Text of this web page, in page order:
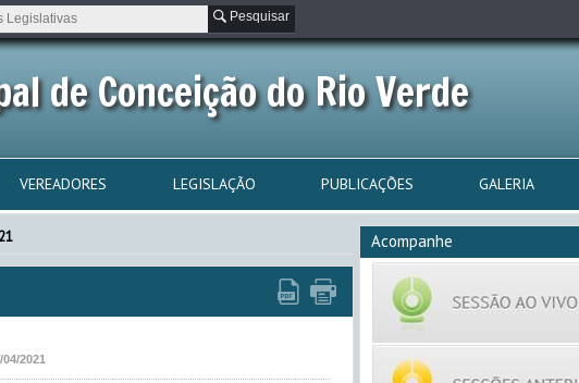
Pesquisar
de Conceição do Rio Verde
VEREADORES LEGISLAÇÃO PUBLICAÇÕES GALERIA
04/2021
Acompanhe